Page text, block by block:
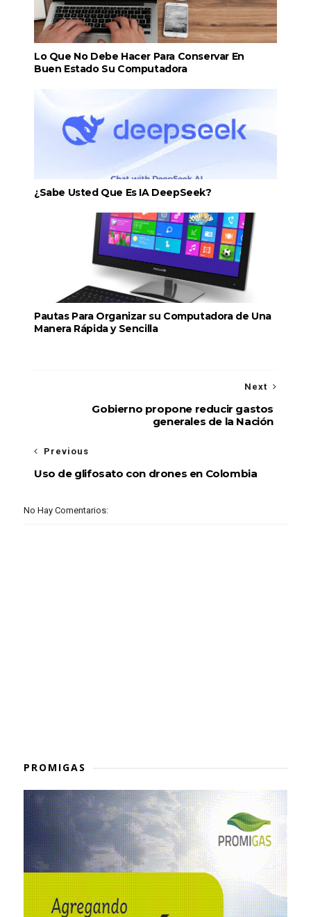
Lo Que No Debe Hacer Para Conservar En
Buen Estado Su Computadora
¿Sabe Usted Que Es IA DeepSeek?
Pautas Para Organizar su Computadora de Una
Manera Rápida y Sencilla
Next
Gobierno propone reducir gastos
generales de la Nación
Previous
Uso de glifosato con drones en Colombia
No Hay Comentarios:
PROMIGAS